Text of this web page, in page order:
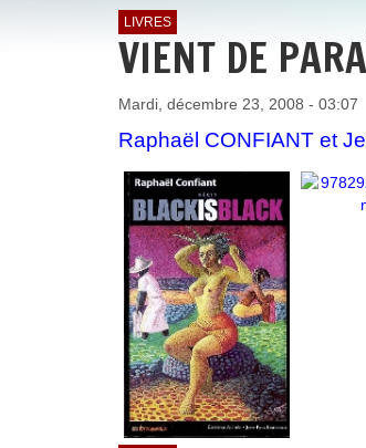
LIVRES
VIENT DE
Mardi, décembre 23, 2008 - 03:07
Raphaël CONFIANT et